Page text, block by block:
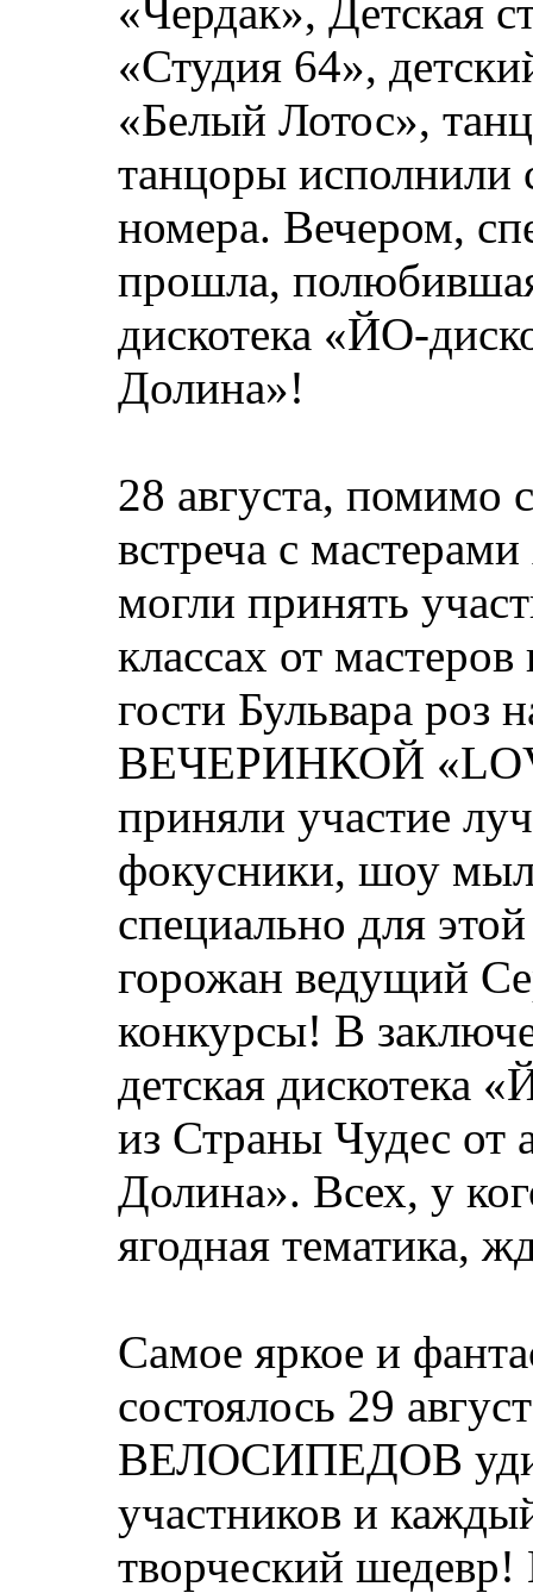
«Чердак», Детская
«Студия 64»,
«Белый Лотос»,
танцоры исполнили
номера. Вечером,
прошла,
дискотека «ЙО-
Долина»!
28 августа, помимо
встреча с
могли принять
классах от
гости Бульвара роз
ВЕЧЕРИНКОЙ
приняли участие
фокусники, шоу
специально для
горожан ведущий
конкурсы! В
детская дискотека
из Страны Чудес от
Долина». Всех, у
ягодная тематика,
Самое яркое и
состоялось 29
ВЕЛОСИПЕДОВ
участников и
творческий